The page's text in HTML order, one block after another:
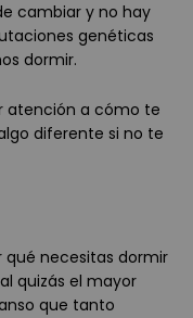
cambiar y no hay
genéticas
dormir.
atención a cómo te
diferente si no te
qué necesitas dormir
quizás el mayor
que tanto